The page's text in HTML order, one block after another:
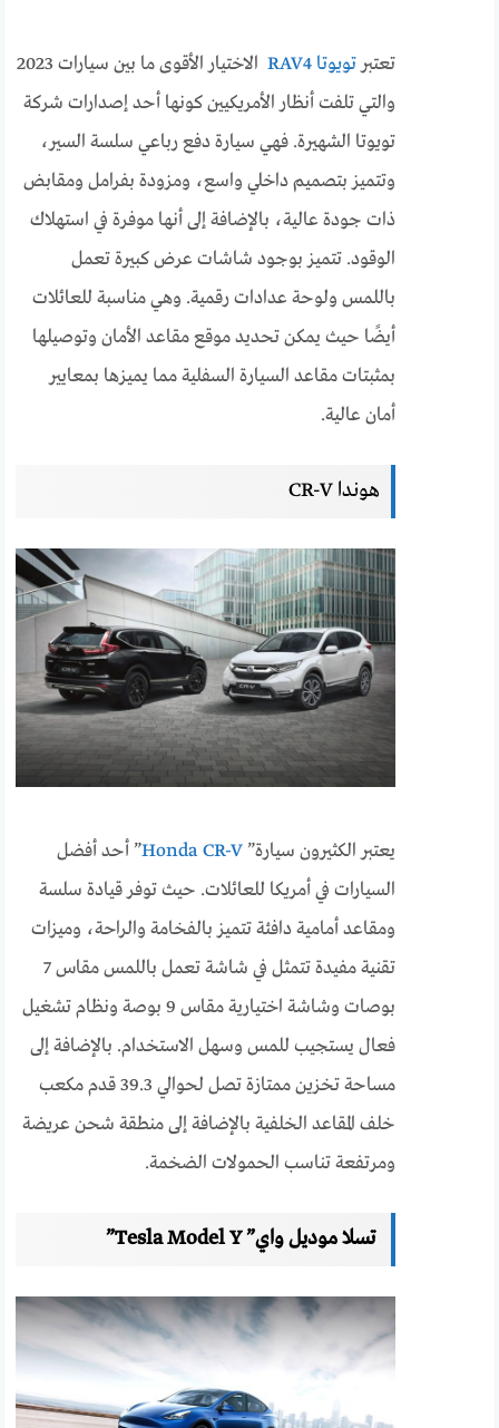
تعتبرتويوتا RAV4
الاختيار الأقوى ما بين سيارات 2023
والتي تلفت أنظار الأمريكيين كونها أحد إصدارات شركة
تويوتا الشهيرة. فهي سيارة دفع رباعي سلسة السير،
وتتميز بتصميم داخلي واسع، ومزودة بفرامل ومقابض
ذات جودة عالية، بالإضافة إلى أنها موفرة في استهلاك
الوقود. تتميز بوجود شاشات عرض كبيرة تعمل
باللمس ولوحة عدادات رقمية. وهي مناسبة للعائلات
أيضًا حيث يمكن تحديد موقع مقاعد الأمان وتوصيلها
بمثبتات مقاعد السيارة السفلية مما يميزها بمعايير
أمان عالية.
هوندا CR-V
يعتبر الكثيرون سيارة”Honda CR-V” أحد أفضل
السيارات في أمريكا للعائلات. حيث توفر قيادة سلسة
ومقاعد أمامية دافئة تتميز بالفخامة والراحة، وميزات
تقنية مفيدة تتمثل في شاشة تعمل باللمس مقاس 7
بوصات وشاشة اختيارية مقاس 9 بوصة ونظام تشغيل
فعال يستجيب للمس وسهل الاستخدام. بالإضافة إلى
مساحة تخزين ممتازة تصل لحوالي 39.3 قدم مكعب
خلف المقاعد الخلفية بالإضافة إلى منطقة شحن عريضة
ومرتفعة تناسب الحمولات الضخمة.
تسلا موديل واي” Tesla Model Y”